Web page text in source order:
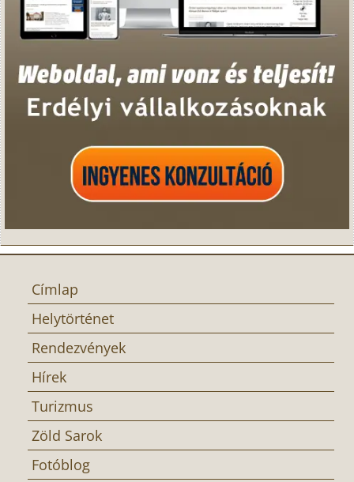
Címlap
Helytörténet
Rendezvények
Hírek
Turizmus
Zöld Sarok
Fotóblog